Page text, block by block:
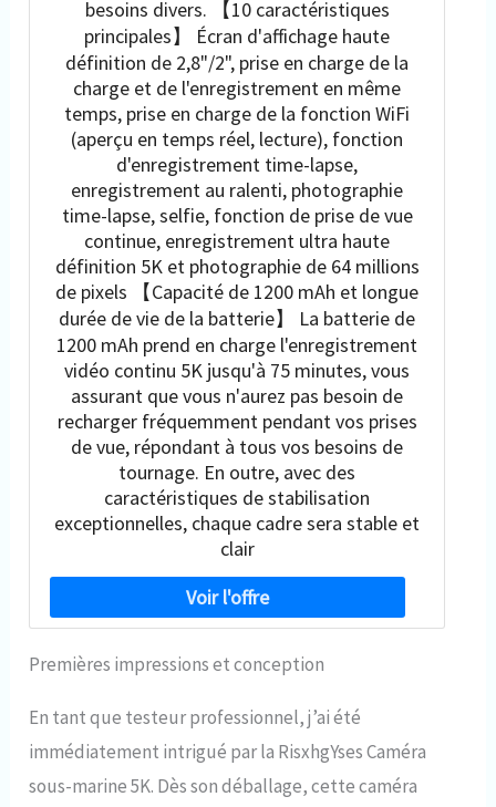
besoins divers. 【10 caractéristiques
principales】 Écran d'affichage haute
définition de 2,8"/2", prise en charge de la
charge et de l'enregistrement en même
temps, prise en charge de la fonction WiFi
(aperçu en temps réel, lecture), fonction
d'enregistrement time-lapse,
enregistrement au ralenti, photographie
time-lapse, selfie, fonction de prise de vue
continue, enregistrement ultra haute
définition 5K et photographie de 64 millions
de pixels 【Capacité de 1200 mAh et longue
durée de vie de la batterie】 La batterie de
1200 mAh prend en charge l'enregistrement
vidéo continu 5K jusqu'à 75 minutes, vous
assurant que vous n'aurez pas besoin de
recharger fréquemment pendant vos prises
de vue, répondant à tous vos besoins de
tournage. En outre, avec des
caractéristiques de stabilisation
exceptionnelles, chaque cadre sera stable et
clair
Premières impressions et conception
En tant que testeur professionnel, j’ai été
immédiatement intrigué par la RisxhgYses Caméra
sous-marine 5K. Dès son déballage, cette caméra